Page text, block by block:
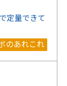
定量できて
のあれこれ